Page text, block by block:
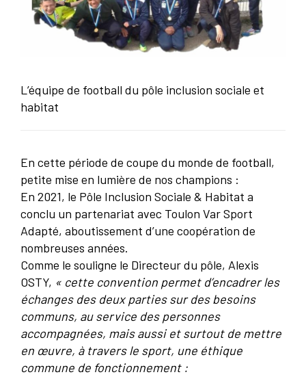
L’équipe de football du pôle inclusion sociale et
habitat
En cette période de coupe du monde de football,
petite mise en lumière de nos champions :
En 2021, le Pôle Inclusion Sociale & Habitat a
conclu un partenariat avec Toulon Var Sport
Adapté, aboutissement d’une coopération de
nombreuses années.
Comme le souligne le Directeur du pôle, Alexis
OSTY, « cette convention permet d’encadrer les
échanges des deux parties sur des besoins
communs, au service des personnes
accompagnées, mais aussi et surtout de mettre
en œuvre, à travers le sport, une éthique
commune de fonctionnement :